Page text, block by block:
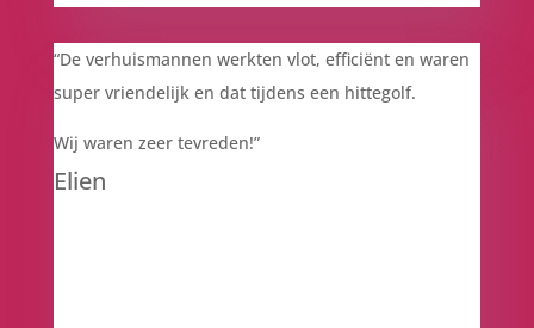
“De verhuismannen werkten vlot, efficiënt en waren
super vriendelijk en dat tijdens een hittegolf.
Wij waren zeer tevreden!”
Elien